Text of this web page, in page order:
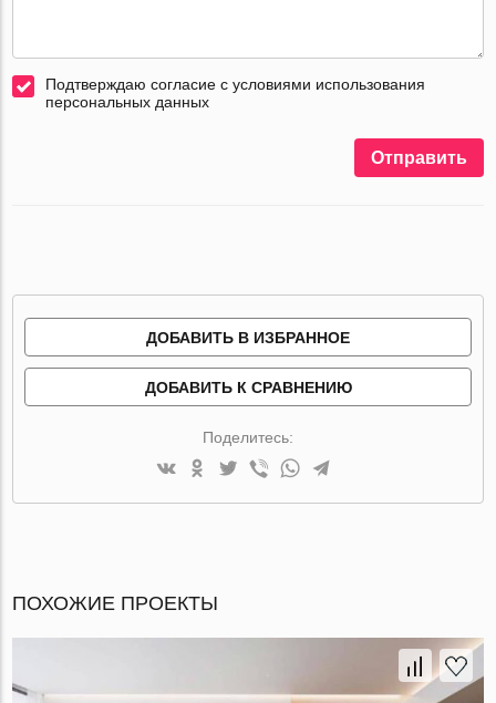
Подтверждаю согласие с условиями использования
персональных данных
Отправить
ДОБАВИТЬ В ИЗБРАННОЕ
ДОБАВИТЬ К СРАВНЕНИЮ
Поделитесь:
ПОХОЖИЕ ПРОЕКТЫ